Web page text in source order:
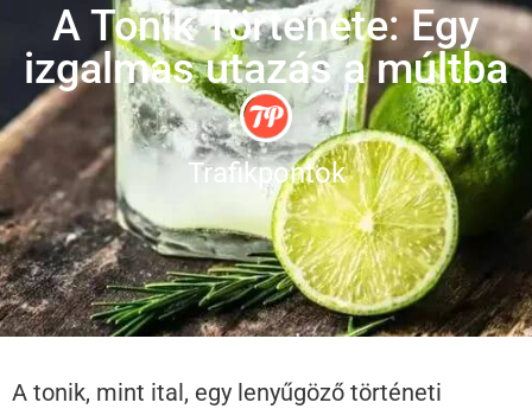
A Tonik Története: Egy
izgalmas utazás a múltba
Trafikpontok
A tonik, mint ital, egy lenyűgöző történeti